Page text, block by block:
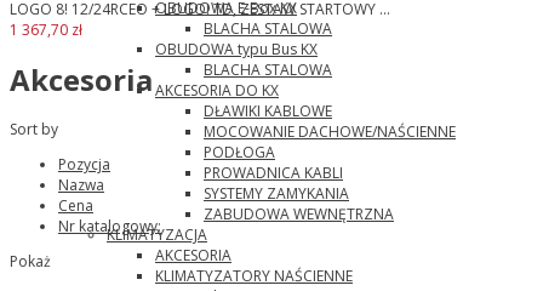
OBUDOWA E-Box KX
BLACHA STALOWA
OBUDOWA typu Bus KX
BLACHA STALOWA
AKCESORIA DO KX
DŁAWIKI KABLOWE
MOCOWANIE DACHOWE/NAŚCIENNE
PODŁOGA
PROWADNICA KABLI
SYSTEMY ZAMYKANIA
ZABUDOWA WEWNĘTRZNA
KLIMATYZACJA
AKCESORIA
KLIMATYZATORY NAŚCIENNE
LOGO 8! 12/24RCEO + LOGO! TD, ZESTAW STARTOWY ...
1 367,70 zł
Akcesoria
Sort by
Pozycja
Nazwa
Cena
Nr katalogowy:
Pokaż